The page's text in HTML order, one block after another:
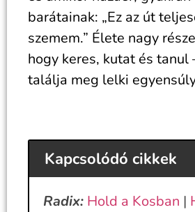
barátainak: „Ez az út
szemem.” Élete nagy
hogy keres, kutat és tanul
találja meg lelki
Kapcsolódó cikkek
Radix: Hold a Kosban |